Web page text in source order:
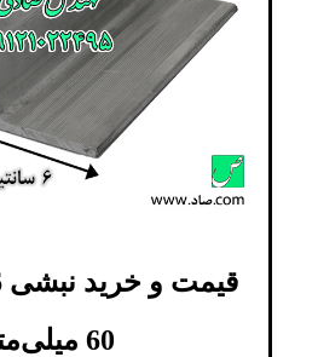
60 میلی‌متر